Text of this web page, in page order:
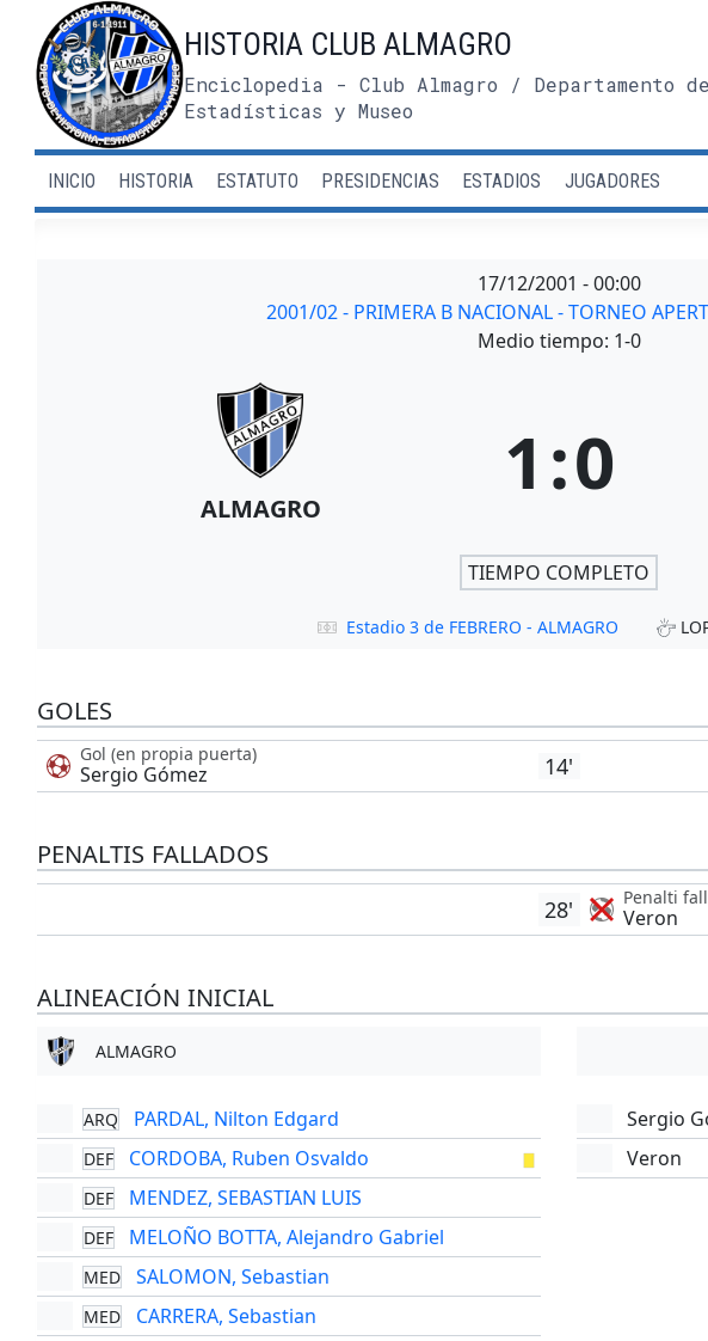
contenido
HISTORIA CLUB ALMAGRO
Enciclopedia - Club Almagro / Departamento
Estadísticas y Museo
INICIO HISTORIA ESTATUTO PRESIDENCIAS ESTADIOS JUGADORES
17/12/2001 -00:00
2001/02 - PRIMERA B NACIONAL - TORNEO
Medio tiempo: 1-0
ALMAGRO 1:0
TIEMPO COMPLETO
Estadio 3 de FEBRERO - ALMAGRO
GOLES
Gol (en propia puerta)
Sergio Gómez 14'
PENALTIS FALLADOS
28' Penalti
Veron
ALINEACIÓN INICIAL
ALMAGRO
ARQ PARDAL, Nilton Edgard
DEF CORDOBA, Ruben Osvaldo
DEF MENDEZ, SEBASTIAN LUIS
DEF MELOÑO BOTTA, Alejandro Gabriel
MED SALOMON, Sebastian
MED CARRERA, Sebastian
Sergio
Veron